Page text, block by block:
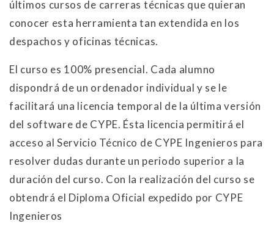
últimos cursos de carreras técnicas que quieran
conocer esta herramienta tan extendida en los
despachos y oficinas técnicas.
El curso es 100% presencial. Cada alumno
dispondrá de un ordenador individual y se le
facilitará una licencia temporal de la última versión
del software de CYPE. Ésta licencia permitirá el
acceso al Servicio Técnico de CYPE Ingenieros para
resolver dudas durante un periodo superior a la
duración del curso. Con la realización del curso se
obtendrá el Diploma Oficial expedido por CYPE
Ingenieros